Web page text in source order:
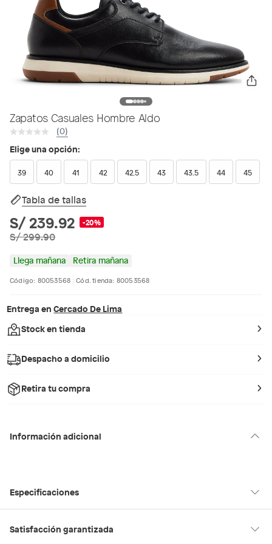
Zapatos Casuales Hombre Aldo
(0)
Elige una opción:
39 40 41 42 42.5 43 43.5 44 45
Tabla de tallas
S/ 239.92 -20%
S/ 299.90
Llega mañana Retira mañana
Código: 80053568 Cód. tienda: 80053568
Entrega en Cercado De Lima
Stock en tienda
Despacho a domicilio
Retira tu compra
Información adicional
Especificaciones
Condicion del
Satisfacción garantizada